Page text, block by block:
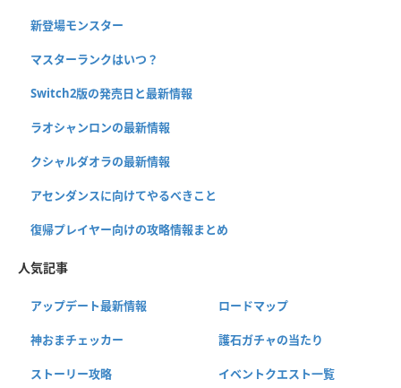
新登場モンスター
マスターランクはいつ？
Switch2版の発売日と最新情報
ラオシャンロンの最新情報
クシャルダオラの最新情報
アセンダンスに向けてやるべきこと
復帰プレイヤー向けの攻略情報まとめ
人気記事
アップデート最新情報 ロードマップ
神おまチェッカー 護石ガチャの当たり
ストーリー攻略 イベントクエスト一覧